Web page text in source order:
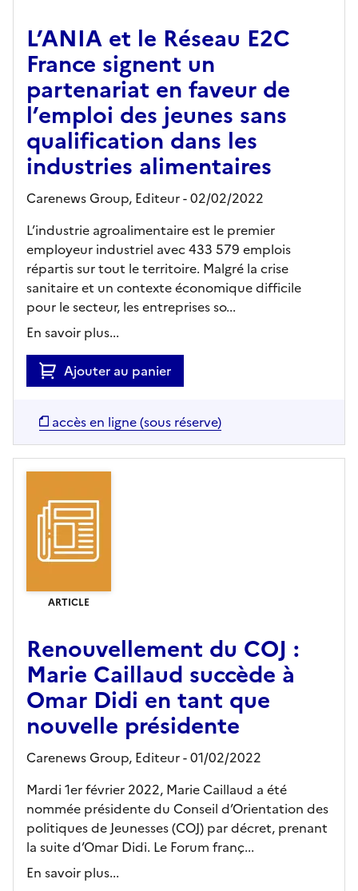
L’ANIA et le Réseau E2C
France signent un
partenariat en faveur de
l’emploi des jeunes sans
qualification dans les
industries alimentaires
Carenews Group, Editeur- 02/02/2022
L’industrie agroalimentaire est le premier
employeur industriel avec 433 579 emplois
répartis sur tout le territoire. Malgré la crise
sanitaire et un contexte économique difficile
pour le secteur, les entreprises so...
En savoir plus...
Ajouter au panier
accès en ligne (sous réserve)
ARTICLE
Renouvellement du COJ :
Marie Caillaud succède à
Omar Didi en tant que
nouvelle présidente
Carenews Group, Editeur- 01/02/2022
Mardi 1er février 2022, Marie Caillaud a été
nommée présidente du Conseil d’Orientation des
politiques de Jeunesses (COJ) par décret, prenant
la suite d’Omar Didi. Le Forum franç...
En savoir plus...